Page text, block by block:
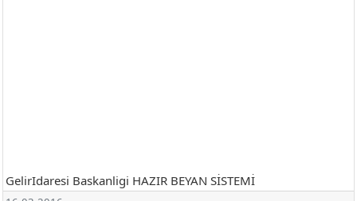
GelirIdaresi Baskanligi HAZIR BEYAN SİSTEMİ